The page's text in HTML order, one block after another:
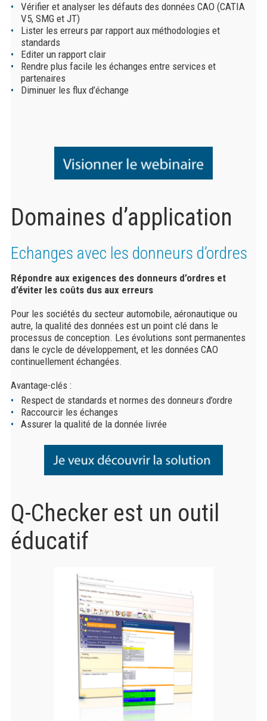
Vérifier et analyser les défauts des données CAO (CATIA
V5, SMG et JT)
Lister les erreurs par rapport aux méthodologies et
standards
Editer un rapport clair
Rendre plus facile les échanges entre services et
partenaires
Diminuer les flux d’échange
Domaines d’application
Echanges avec les donneurs d’ordres
Répondre aux exigences des donneurs d’ordres et
d’éviter les coûts dus aux erreurs
Pour les sociétés du secteur automobile, aéronautique ou
autre, la qualité des données est un point clé dans le
processus de conception. Les évolutions sont permanentes
dans le cycle de développement, et les données CAO
continuellement échangées.
Avantage-clés :
Respect de standards et normes des donneurs d’ordre
Raccourcir les échanges
Assurer la qualité de la donnée livrée
Q-Checker est un outil
éducatif